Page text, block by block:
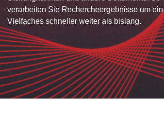
verarbeiten Sie Rechercheergebnisse um ein
Vielfaches schneller weiter als bislang.